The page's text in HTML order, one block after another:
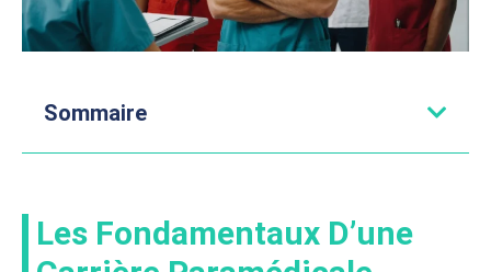
Sommaire
Les Fondamentaux D’une